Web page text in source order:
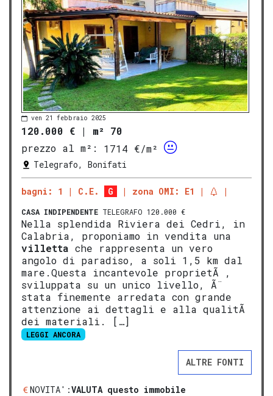
ven 21 febbraio 2025
120.000 € | m² 70
prezzo al m²:
1714 €/m²
Telegrafo, Bonifati
bagni: 1 C.E. G zona OMI: E1
CASA INDIPENDENTE TELEGRAFO 120.000 €
Nella splendida Riviera dei Cedri, in
Calabria, proponiamo in vendita una
villetta che rappresenta un vero
angolo di paradiso, a soli 1,5 km dal
mare.Questa incantevole proprietÃ ,
sviluppata su un unico livello, Ã¨
stata finemente arredata con grande
attenzione ai dettagli e alla qualitÃ
dei materiali. […]
LEGGI ANCORA
ALTRE FONTI
NOVITA':VALUTA questo immobile